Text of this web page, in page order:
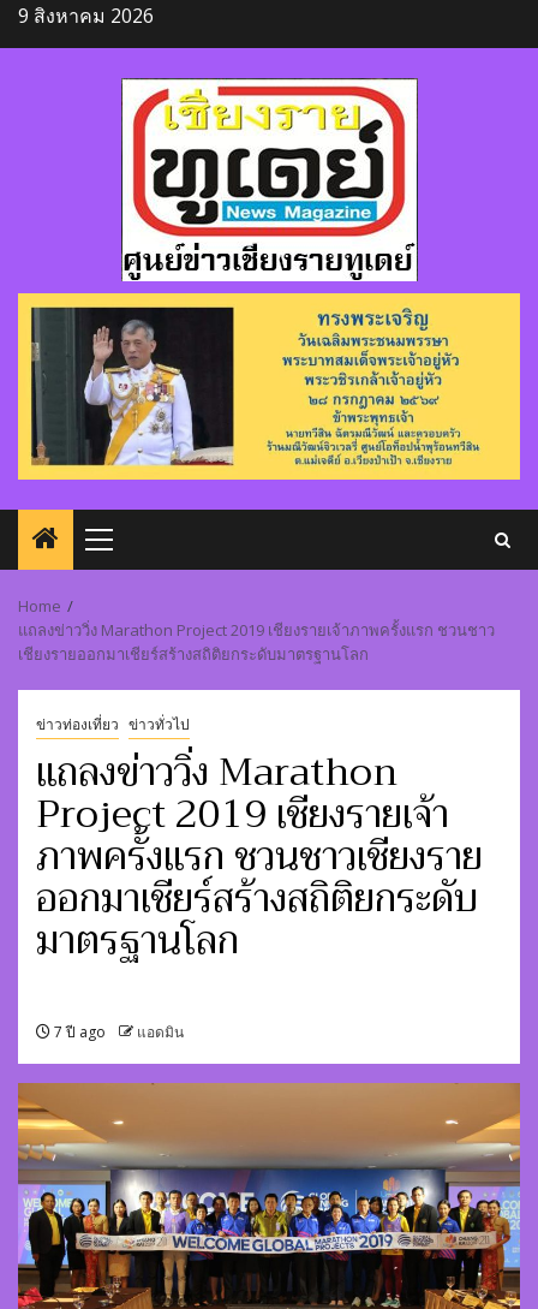
Skip
to
9 สิงหาคม 2026
Primary
Home
แถลงข่าววิ่ง Marathon Project 2019 เชียงรายเจ้าภาพครั้งแรก ชวนชาว
เชียงรายออกมาเชียร์สร้างสถิติยกระดับมาตรฐานโลก
ข่าวท่องเที่ยว ข่าวทั่วไป
แถลงข่าววิ่ง Marathon
Project 2019 เชียงรายเจ้า
ภาพครั้งแรก ชวนชาวเชียงราย
ออกมาเชียร์สร้างสถิติยกระดับ
มาตรฐานโลก
7 ปี ago แอดมิน